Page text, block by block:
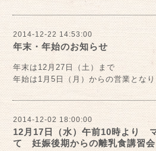
2014-12-22 14:53:00
年末・年始のお知らせ
年末は12月27日（土）まで
年始は1月5日（月）からの営業となり
2014-12-02 18:00:00
12月17日（水）午前10時より
て 妊娠後期からの離乳食講習会